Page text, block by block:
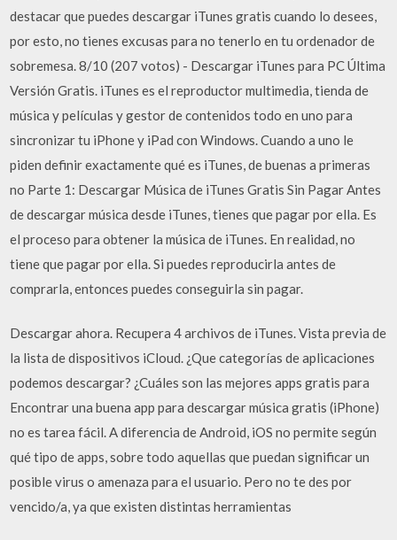
destacar que puedes descargar iTunes gratis cuando lo desees,
por esto, no tienes excusas para no tenerlo en tu ordenador de
sobremesa. 8/10 (207 votos) - Descargar iTunes para PC Última
Versión Gratis. iTunes es el reproductor multimedia, tienda de
música y películas y gestor de contenidos todo en uno para
sincronizar tu iPhone y iPad con Windows. Cuando a uno le
piden definir exactamente qué es iTunes, de buenas a primeras
no Parte 1: Descargar Música de iTunes Gratis Sin Pagar Antes
de descargar música desde iTunes, tienes que pagar por ella. Es
el proceso para obtener la música de iTunes. En realidad, no
tiene que pagar por ella. Si puedes reproducirla antes de
comprarla, entonces puedes conseguirla sin pagar.
Descargar ahora. Recupera 4 archivos de iTunes. Vista previa de
la lista de dispositivos iCloud. ¿Que categorías de aplicaciones
podemos descargar? ¿Cuáles son las mejores apps gratis para
Encontrar una buena app para descargar música gratis (iPhone)
no es tarea fácil. A diferencia de Android, iOS no permite según
qué tipo de apps, sobre todo aquellas que puedan significar un
posible virus o amenaza para el usuario. Pero no te des por
vencido/a, ya que existen distintas herramientas